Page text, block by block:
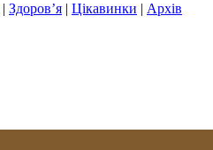
| Здоров’я | Цікавинки | Архів